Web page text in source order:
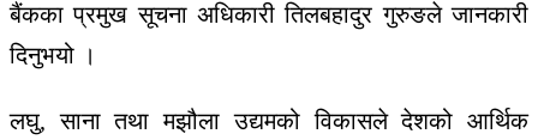
बैंकका प्रमुख सूचना अधिकारी तिलबहादुर गुरुङले जानकारी
दिनुभयो ।
लघु, साना तथा मझौला उद्यमको विकासले देशको आर्थिक